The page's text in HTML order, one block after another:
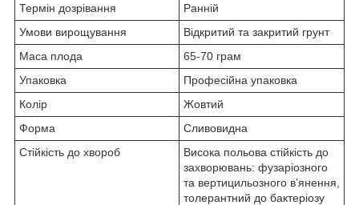
Термін дозрівання
Ранній
Умови вирощування
Відкритий та закритий грунт
Маса плода
65-70 грам
Упаковка
Професійна упаковка
Колір
Жовтий
Форма
Сливовидна
Стійкість до хвороб
Висока польова стійкість до
захворювань: фузаріозного
та вертицильозного в’янення,
толерантний до бактеріозу